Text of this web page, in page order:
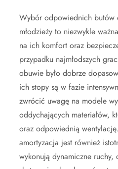
Wybór odpowiednich butów
młodzieży to niezwykle
na ich komfort oraz
przypadku najmłodszych
obuwie było dobrze
ich stopy są w fazie
zwrócić uwagę na modele
oddychających materiałów,
oraz odpowiednią
amortyzacja jest również
wykonują dynamiczne